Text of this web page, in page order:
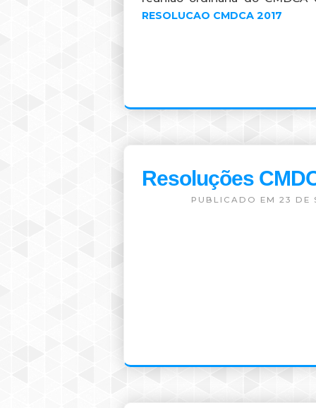
RESOLUCAO CMDCA 2017
Resoluções
PUBLICADO EM 23 DE